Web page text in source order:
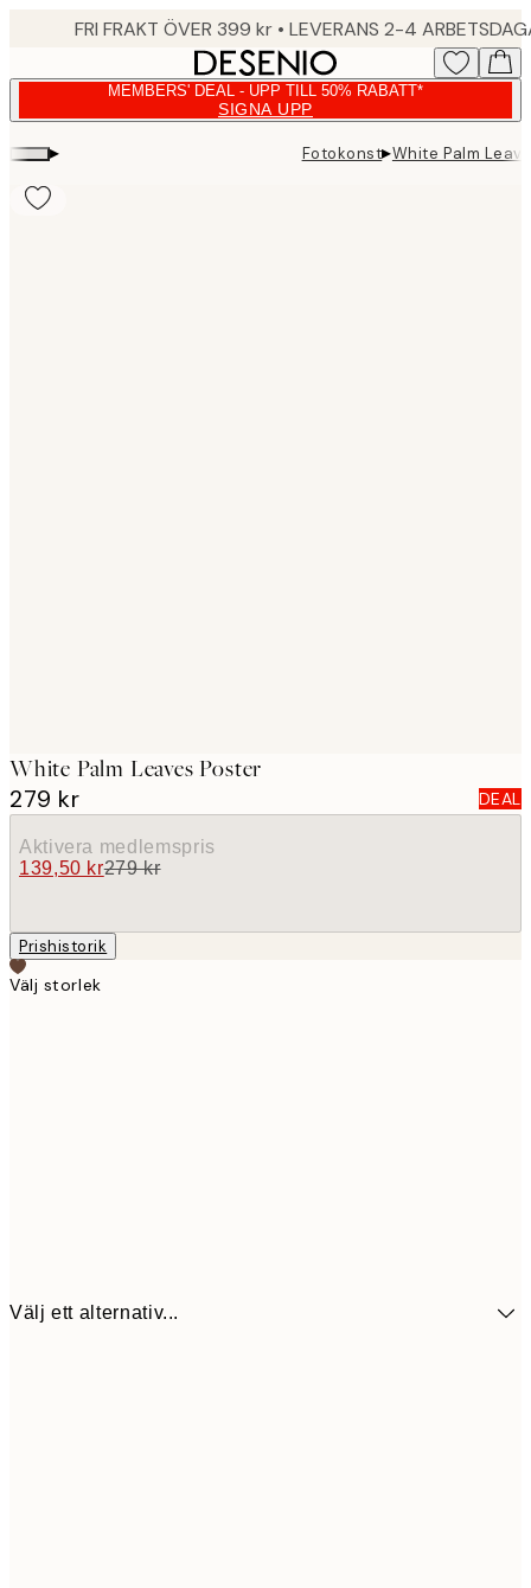
FRI FRAKT ÖVER 399 kr • LEVERANS 2-4
MEMBERS' DEAL - UPP TILL 50% RABATT*
SIGNA UPP
▸ Fotokonst▸White Palm
White Palm Leaves Poster
279 kr DEAL
Aktivera medlemspris
139,50 kr279 kr
Prishistorik
Välj storlek
Välj ett alternativ...